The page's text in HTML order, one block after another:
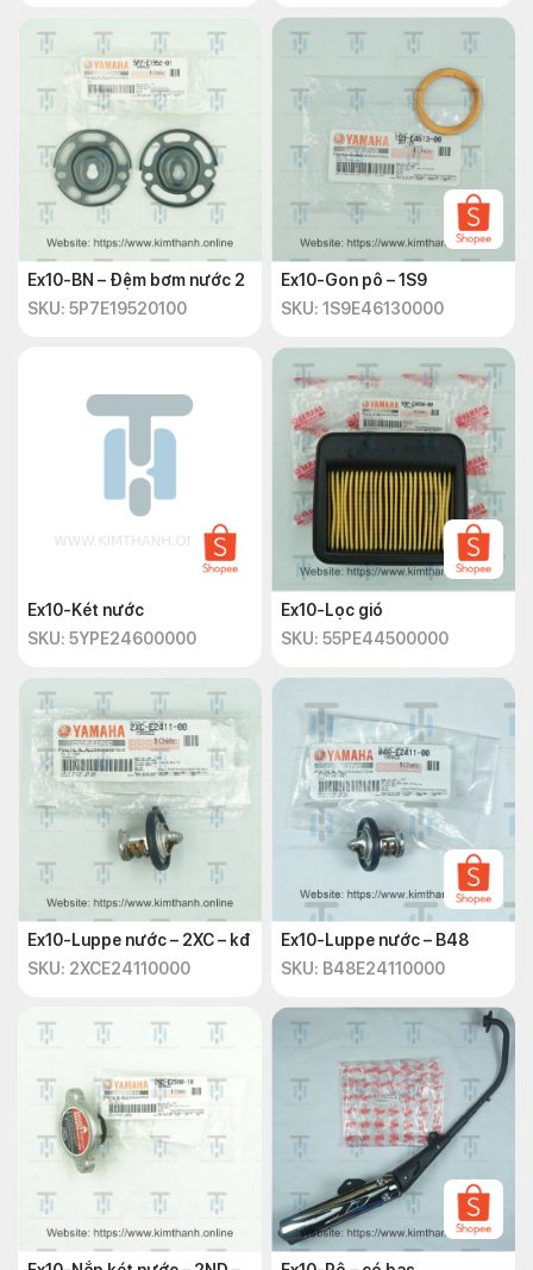
Ex10-BN – Đệm bơm nước 2
SKU: 5P7E19520100
Ex10-Gon pô – 1S9
SKU: 1S9E46130000
Ex10-Két nước
SKU: 5YPE24600000
Ex10-Lọc gió
SKU: 55PE44500000
Ex10-Luppe nước – 2XC – kđ
SKU: 2XCE24110000
Ex10-Luppe nước – B48
SKU: B48E24110000